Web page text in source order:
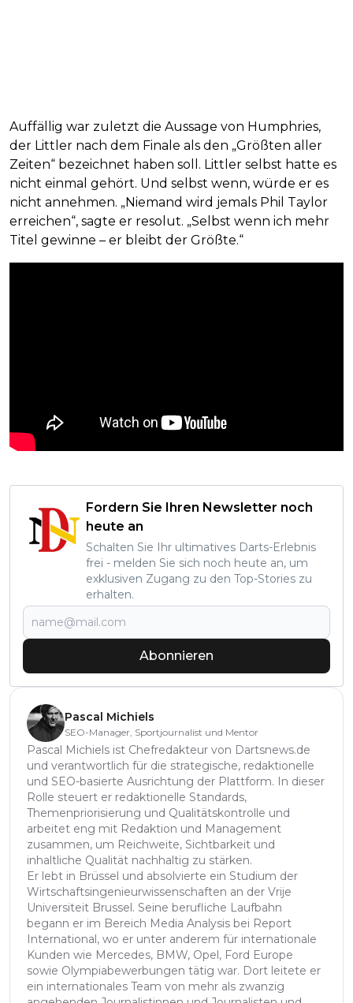
Auffällig war zuletzt die Aussage von Humphries,
der Littler nach dem Finale als den „Größten aller
Zeiten“ bezeichnet haben soll. Littler selbst hatte es
nicht einmal gehört. Und selbst wenn, würde er es
nicht annehmen. „Niemand wird jemals Phil Taylor
erreichen“, sagte er resolut. „Selbst wenn ich mehr
Titel gewinne – er bleibt der Größte.“
Fordern Sie Ihren Newsletter noch
heute an
Schalten Sie Ihr ultimatives Darts-Erlebnis
frei - melden Sie sich noch heute an, um
exklusiven Zugang zu den Top-Stories zu
erhalten.
Abonnieren
Pascal Michiels
SEO-Manager, Sportjournalist und Mentor
Pascal Michiels ist Chefredakteur von Dartsnews.de
und verantwortlich für die strategische, redaktionelle
und SEO-basierte Ausrichtung der Plattform. In dieser
Rolle steuert er redaktionelle Standards,
Themenpriorisierung und Qualitätskontrolle und
arbeitet eng mit Redaktion und Management
zusammen, um Reichweite, Sichtbarkeit und
inhaltliche Qualität nachhaltig zu stärken.
Er lebt in Brüssel und absolvierte ein Studium der
Wirtschaftsingenieurwissenschaften an der Vrije
Universiteit Brussel. Seine berufliche Laufbahn
begann er im Bereich Media Analysis bei Report
International, wo er unter anderem für internationale
Kunden wie Mercedes, BMW, Opel, Ford Europe
sowie Olympiabewerbungen tätig war. Dort leitete er
ein internationales Team von mehr als zwanzig